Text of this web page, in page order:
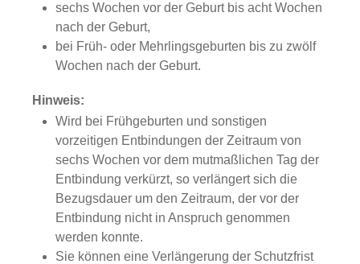
sechs Wochen vor der Geburt bis acht Wochen
nach der Geburt,
bei Früh- oder Mehrlingsgeburten bis zu zwölf
Wochen nach der Geburt.
Hinweis:
Wird bei Frühgeburten und sonstigen
vorzeitigen Entbindungen der Zeitraum von
sechs Wochen vor dem mutmaßlichen Tag der
Entbindung verkürzt, so verlängert sich die
Bezugsdauer um den Zeitraum, der vor der
Entbindung nicht in Anspruch genommen
werden konnte.
Sie können eine Verlängerung der Schutzfrist